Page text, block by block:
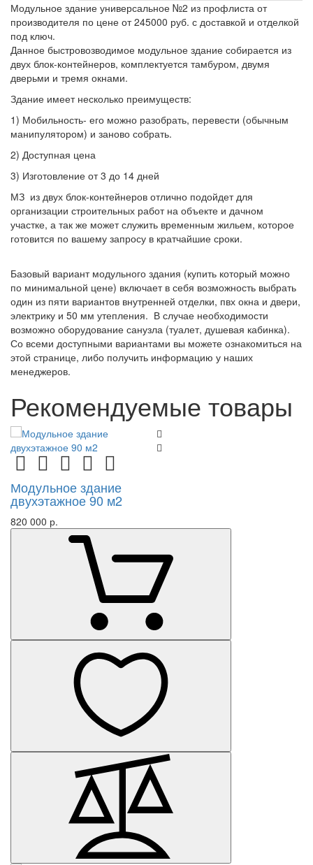
Модульное здание универсальное №2 из профлиста от
производителя по цене от 245000 руб. с доставкой и отделкой
под ключ.
Данное быстровозводимое модульное здание собирается из
двух блок-контейнеров, комплектуется тамбуром, двумя
дверьми и тремя окнами.
Здание имеет несколько преимуществ:
1) Мобильность- его можно разобрать, перевести (обычным
манипулятором) и заново собрать.
2) Доступная цена
3) Изготовление от 3 до 14 дней
МЗ из двух блок-контейнеров отлично подойдет для
организации строительных работ на объекте и дачном
участке, а так же может служить временным жильем, которое
готовится по вашему запросу в кратчайшие сроки.
Базовый вариант модульного здания (купить который можно
по минимальной цене) включает в себя возможность выбрать
один из пяти вариантов внутренней отделки, пвх окна и двери,
электрику и 50 мм утепления. В случае необходимости
возможно оборудование санузла (туалет, душевая кабинка).
Со всеми доступными вариантами вы можете ознакомиться на
этой странице, либо получить информацию у наших
менеджеров.
Рекомендуемые товары
Модульное здание
двухэтажное 90 м2
820 000 р.